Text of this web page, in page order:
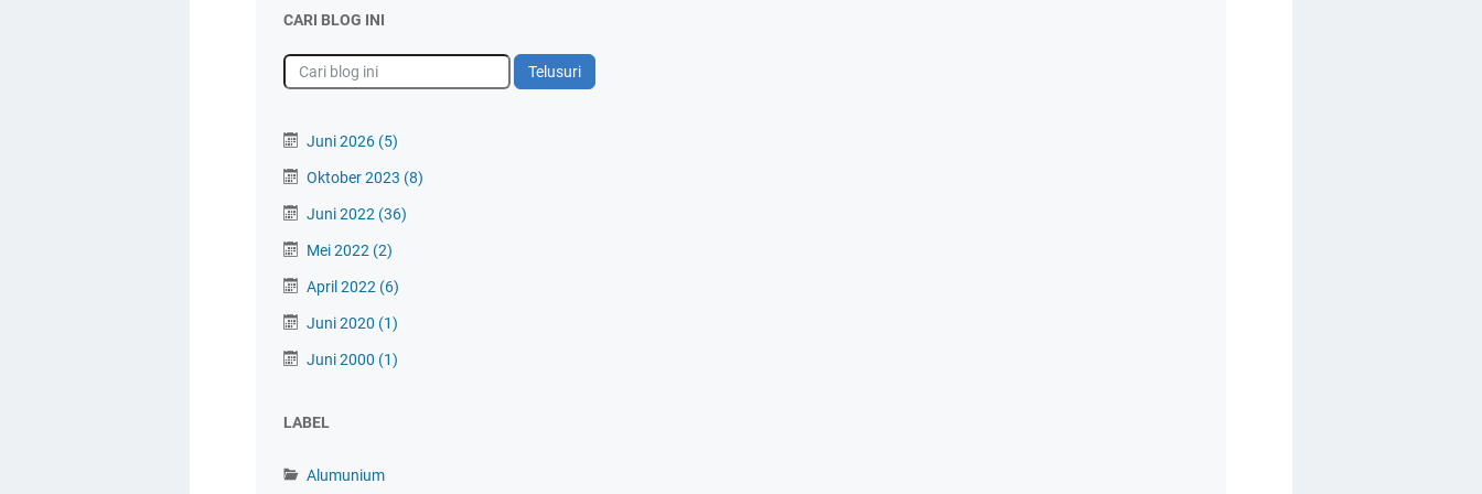
CARI BLOG INI
Juni 2026 (5)
Oktober 2023 (8)
Juni 2022 (36)
Mei 2022 (2)
April 2022 (6)
Juni 2020 (1)
Juni 2000 (1)
LABEL
Alumunium